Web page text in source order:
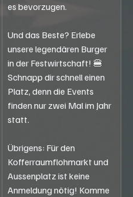
es bevorzugen.
Und das Beste? Erlebe
unsere legendären Burger
in der Festwirtschaft! 🍔
Schnapp dir schnell einen
Platz, denn die Events
finden nur zwei Mal im Jahr
statt.
Übrigens: Für den
Kofferraumflohmarkt und
Aussenplatz ist keine
Anmeldung nötig! Komme